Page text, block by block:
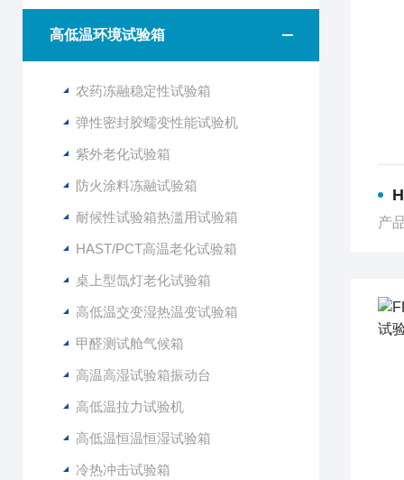
高低温环境试验箱
农药冻融稳定性试验箱
弹性密封胶蠕变性能试验机
紫外老化试验箱
防火涂料冻融试验箱
耐候性试验箱热滥用试验箱
HAST/PCT高温老化试验箱
桌上型氙灯老化试验箱
高低温交变湿热温变试验箱
甲醛测试舱气候箱
高温高湿试验箱振动台
高低温拉力试验机
高低温恒温恒湿试验箱
冷热冲击试验箱
产